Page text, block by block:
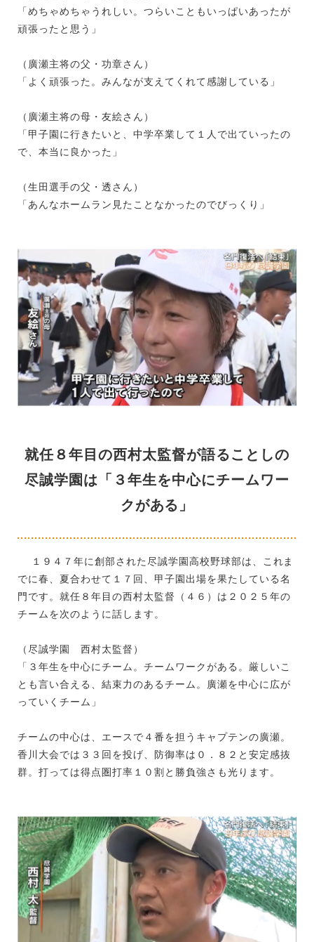
「めちゃめちゃうれしい。つらいこともいっぱいあったが
頑張ったと思う」
（廣瀬主将の父・功章さん）
「よく頑張った。みんなが支えてくれて感謝している」
（廣瀬主将の母・友絵さん）
「甲子園に行きたいと、中学卒業して１人で出ていったの
で、本当に良かった」
（生田選手の父・透さん）
「あんなホームラン見たことなかったのでびっくり」
就任８年目の西村太監督が語ることしの
尽誠学園は「３年生を中心にチームワー
クがある」
１９４７年に創部された尽誠学園高校野球部は、これま
でに春、夏合わせて１７回、甲子園出場を果たしている名
門です。就任８年目の西村太監督（４６）は２０２５年の
チームを次のように話します。
（尽誠学園 西村太監督）
「３年生を中心にチーム。チームワークがある。厳しいこ
とも言い合える、結束力のあるチーム。廣瀬を中心に広が
っていくチーム」
チームの中心は、エースで４番を担うキャプテンの廣瀬。
香川大会では３３回を投げ、防御率は０．８２と安定感抜
群。打っては得点圏打率１０割と勝負強さも光ります。